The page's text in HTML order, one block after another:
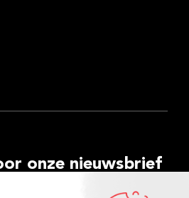
onze nieuwsbrief